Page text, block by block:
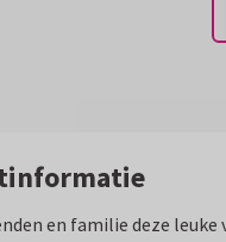
en familie deze